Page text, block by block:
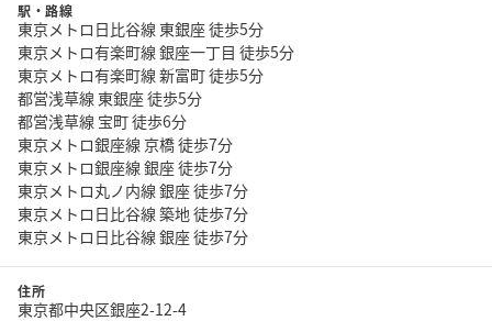
駅・路線
東京メトロ日比谷線 東銀座 徒歩5分
東京メトロ有楽町線 銀座一丁目 徒歩5分
東京メトロ有楽町線 新富町 徒歩5分
都営浅草線 東銀座 徒歩5分
都営浅草線 宝町 徒歩6分
東京メトロ銀座線 京橋 徒歩7分
東京メトロ銀座線 銀座 徒歩7分
東京メトロ丸ノ内線 銀座 徒歩7分
東京メトロ日比谷線 築地 徒歩7分
東京メトロ日比谷線 銀座 徒歩7分
住所
東京都中央区銀座2-12-4